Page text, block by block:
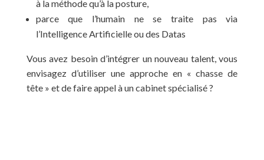
à la méthode qu’à la posture,
parce que l’humain ne se traite pas via
l’Intelligence Artificielle ou des Datas
Vous avez besoin d’intégrer un nouveau talent, vous
envisagez d’utiliser une approche en « chasse de
tête » et de faire appel à un cabinet spécialisé ?